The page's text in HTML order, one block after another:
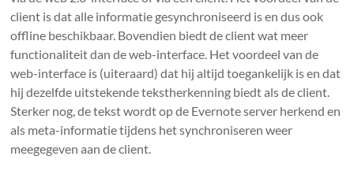
client is dat alle informatie gesynchroniseerd is en dus ook
offline beschikbaar. Bovendien biedt de client wat meer
functionaliteit dan de web-interface. Het voordeel van de
web-interface is (uiteraard) dat hij altijd toegankelijk is en dat
hij dezelfde uitstekende tekstherkenning biedt als de client.
Sterker nog, de tekst wordt op de Evernote server herkend en
als meta-informatie tijdens het synchroniseren weer
meegegeven aan de client.